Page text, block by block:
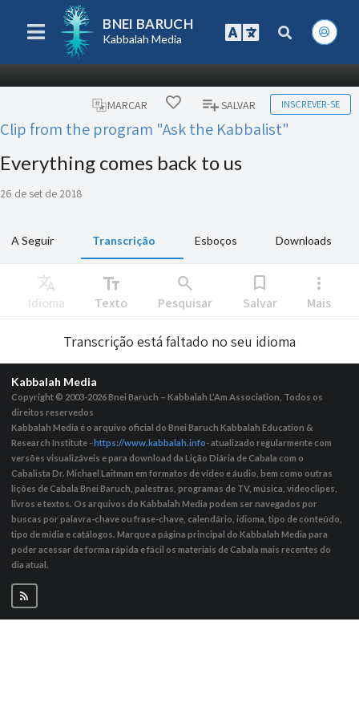
BNEI BARUCH
Kabbalah Media
MARCAR SALVAR INSCREVER-SE
Clip from the program "Ask the Kabbalist"
Everything comes back to us
26 de set de 2018
A Seguir Transcrição Esboços Downloads
Translate
Idioma
text_fields
Texto
search
Pesquisar
bookmark
Salvar
more_vert
Mais
Transcrição está faltado no seu idioma
Kabbalah Media
Copyright © 2003-2026Bnei Baruch – Kabbalah L’Am Association, Todos os
direitos reservedos
Kabbalah Media é o arquivo oficial do Bnei Baruch Kabbalah Education &
Research Institute - https://www.kabbalah.info- atualizado regularmente com
versões visualizáveis ​​e para download da Lição Diária de Cabala com o
Cabalista Dr. Michael Laitman em formatos de vídeo e áudio, bem como outras
lições de Cabala Bnei Baruch, palestras, programas de TV, música, videoclipes,
livros e textos. Os arquivos do Kabbalah Media podem ser navegados por
buscas por palavra-chave ou frase-chave, calendário, idioma, tipo de conteúdo,
tipo de mídia e catálogos. Marque a página principal do Kabbalah Media para
poder acessar de forma rápida e fácil os materiais de Cabala mais recentes do
dia atual.